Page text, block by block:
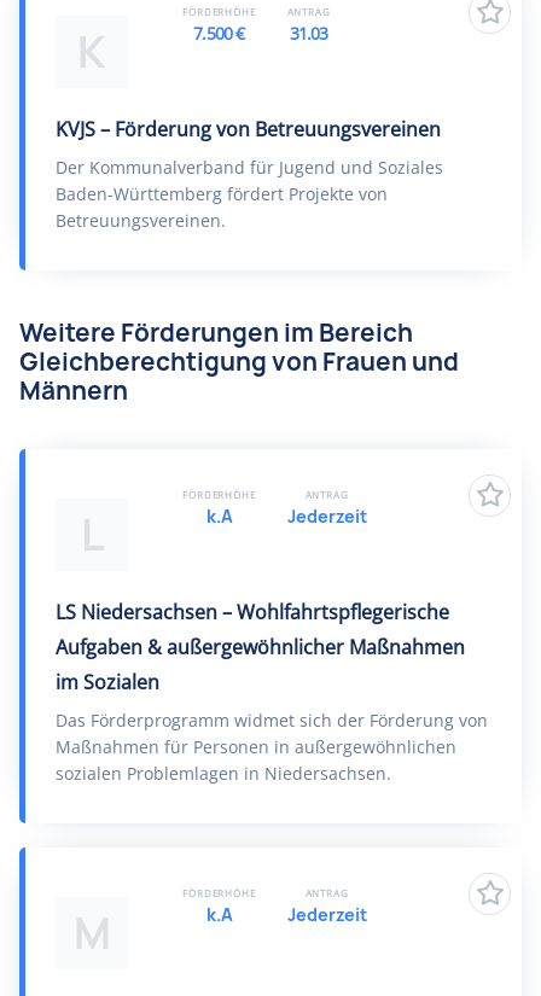
K
KVJS – Förderung von Betreuungsvereinen
Der Kommunalverband für Jugend und Soziales
Baden-Württemberg fördert Projekte von
Betreuungsvereinen.
FÖRDERHÖHE
7.500 €
ANTRAG
31.03
Weitere Förderungen im Bereich
Gleichberechtigung von Frauen und
Männern
L
LS Niedersachsen – Wohlfahrtspflegerische
Aufgaben & außergewöhnlicher Maßnahmen
im Sozialen
Das Förderprogramm widmet sich der Förderung von
Maßnahmen für Personen in außergewöhnlichen
sozialen Problemlagen in Niedersachsen.
FÖRDERHÖHE
k.A
ANTRAG
Jederzeit
M
FÖRDERHÖHE
k.A
ANTRAG
Jederzeit